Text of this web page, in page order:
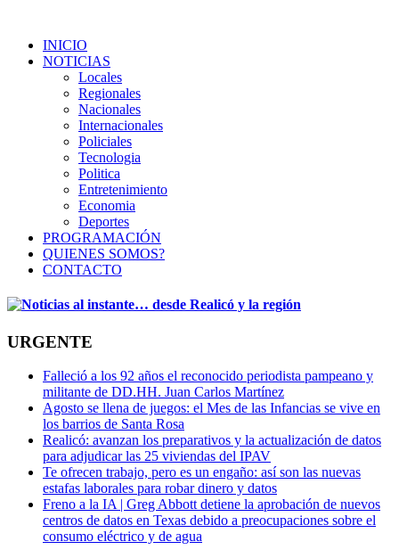
INICIO
NOTICIAS
Locales
Regionales
Nacionales
Internacionales
Policiales
Tecnologia
Politica
Entretenimiento
Economia
Deportes
PROGRAMACIÓN
QUIENES SOMOS?
CONTACTO
URGENTE
Falleció a los 92 años el reconocido periodista pampeano y
militante de DD.HH. Juan Carlos Martínez
Agosto se llena de juegos: el Mes de las Infancias se vive en
los barrios de Santa Rosa
Realicó: avanzan los preparativos y la actualización de datos
para adjudicar las 25 viviendas del IPAV
Te ofrecen trabajo, pero es un engaño: así son las nuevas
estafas laborales para robar dinero y datos
Freno a la IA | Greg Abbott detiene la aprobación de nuevos
centros de datos en Texas debido a preocupaciones sobre el
consumo eléctrico y de agua